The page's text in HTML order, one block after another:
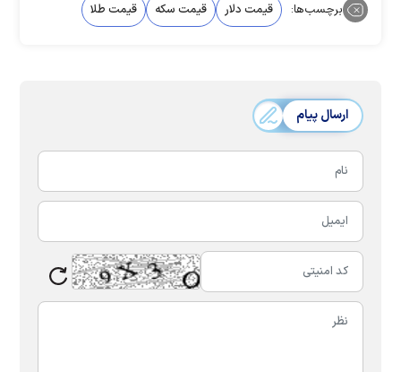
برچسب‌ها: قیمت دلار قیمت سکه قیمت طلا
ارسال پیام